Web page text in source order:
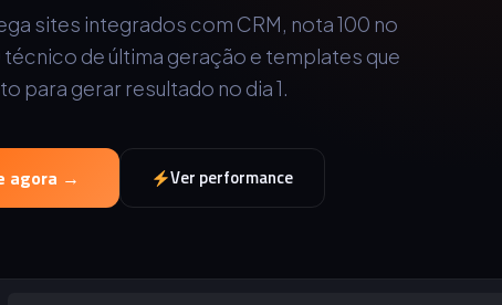
sites integrados com CRM, nota 100 no
técnico de última geração e templates que
para gerar resultado no dia 1.
agora → Ver performance